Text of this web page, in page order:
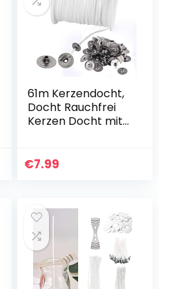
61m Kerzendocht,
Docht Rauchfrei
Kerzen Docht mit
Kerzendochte
€7.99